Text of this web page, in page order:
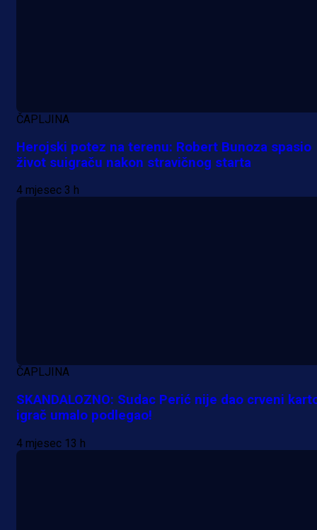
1 dan 9 h
ČAPLJINA
Herojski potez na terenu: Robert Bunoza spasio
život suigraču nakon stravičnog starta
4 mjesec 3 h
ČAPLJINA
SKANDALOZNO: Sudac Perić nije dao crveni
igrač umalo podlegao!
4 mjesec 13 h